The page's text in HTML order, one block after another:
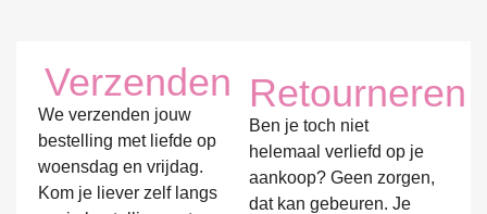
Verzenden
We verzenden jouw
bestelling met liefde op
woensdag en vrijdag.
Kom je liever zelf langs
Retourneren
Ben je toch niet
helemaal verliefd op je
aankoop? Geen zorgen,
dat kan gebeuren. Je